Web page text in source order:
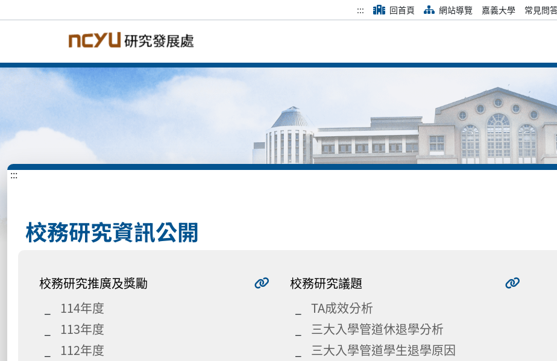
::: 回首頁 網站導覽 嘉義大學 常見問
:::
校務研究資訊公開
校務研究推廣及獎勵
114年度
113年度
112年度
校務研究議題
TA成效分析
三大入學管道休退學分析
三大入學管道學生退學原因